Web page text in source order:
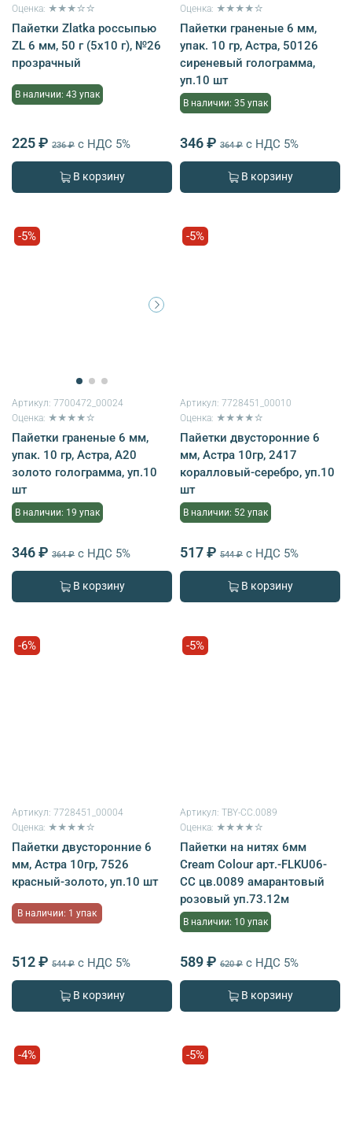
Оценка: ★★★☆☆
Пайетки Zlatka россыпью
ZL 6 мм, 50 г (5х10 г), №26
прозрачный
В наличии: 43 упак
225 ₽ 236 ₽ с НДС 5%
В корзину
Оценка: ★★★★☆
Пайетки граненые 6 мм,
упак. 10 гр, Астра, 50126
сиреневый голограмма,
уп.10 шт
В наличии: 35 упак
346 ₽ 364 ₽ с НДС 5%
В корзину
-5%
Артикул: 7700472_00024
Оценка: ★★★★☆
Пайетки граненые 6 мм,
упак. 10 гр, Астра, А20
золото голограмма, уп.10
шт
В наличии: 19 упак
346 ₽ 364 ₽ с НДС 5%
В корзину
-5%
Артикул: 7728451_00010
Оценка: ★★★★☆
Пайетки двусторонние 6
мм, Астра 10гр, 2417
коралловый-серебро, уп.10
шт
В наличии: 52 упак
517 ₽ 544 ₽ с НДС 5%
В корзину
-6%
Артикул: 7728451_00004
Оценка: ★★★★☆
Пайетки двусторонние 6
мм, Астра 10гр, 7526
красный-золото, уп.10 шт
В наличии: 1 упак
512 ₽ 544 ₽ с НДС 5%
В корзину
-5%
Артикул: TBY-CC.0089
Оценка: ★★★★☆
Пайетки на нитях 6мм
Cream Colour арт.-FLKU06-
CC цв.0089 амарантовый
розовый уп.73.12м
В наличии: 10 упак
589 ₽ 620 ₽ с НДС 5%
В корзину
-4% -5%